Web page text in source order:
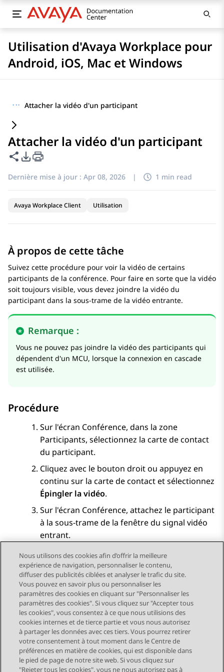
Utilisation d'Avaya Workplace pour
Android, iOS, Mac et Windows
··· Attacher la vidéo d'un participant
Attacher la vidéo d'un participant
Partager cette page
Options d'exportation PDF
Dernière mise à jour : Apr 08, 2026 | 1 min read
Avaya Workplace Client Utilisation
À propos de cette tâche
Suivez cette procédure pour voir la vidéo de certains
participants de la conférence. Pour faire en sorte que la vidéo
soit toujours visible, vous devez joindre la vidéo du
participant dans la sous-trame de la vidéo entrante.
Remarque :
Vous ne pouvez pas joindre la vidéo des participants qui
dépendent d'un MCU, lorsque la connexion en cascade
est utilisée.
Procédure
Sur l'écran Conférence, dans la zone
Participants, sélectionnez la carte de contact
du participant.
Cliquez avec le bouton droit ou appuyez en
continu sur la carte de contact et sélectionnez
Épingler la vidéo.
Sur l'écran Conférence, attachez le participant
à la sous-trame de la fenêtre du signal vidéo
entrant.
Send Feedback
Navigation par sujet
Sujet précédent Sujet suivant
Nous utilisons des cookies afin d’offrir la meilleure
expérience de navigation, personnaliser le contenu,
diffuser des publicités ciblées et analyser le trafic du site.
Vous pouvez en savoir plus ou personnaliser les
paramètres des cookies en cliquant sur "Personnaliser les
paramètres des cookies". Si vous cliquez sur "Accepter tous
les cookies", vous consentez à ce que nous utilisions des
cookies internes et de tierce partie et vous nous autorisez
à partager les données avec ces tiers. Vous pourrez retirer
votre consentement à tout moment dans le Centre de
préférences en matière de cookies, qui est disponible dans
le pied de page de notre site web. Si vous cliquez sur
"Rejeter tous les cookies", vous ne nous autorisez pas à